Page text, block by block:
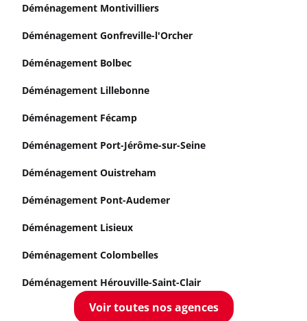
Déménagement Montivilliers
Déménagement Gonfreville-l'Orcher
Déménagement Bolbec
Déménagement Lillebonne
Déménagement Fécamp
Déménagement Port-Jérôme-sur-Seine
Déménagement Ouistreham
Déménagement Pont-Audemer
Déménagement Lisieux
Déménagement Colombelles
Déménagement Hérouville-Saint-Clair
Voir toutes nos agences